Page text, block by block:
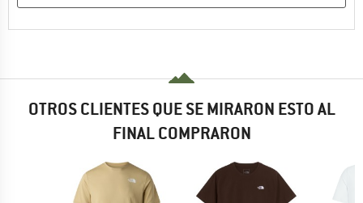
OTROS CLIENTES QUE SE MIRARON ESTO AL
FINAL COMPRARON